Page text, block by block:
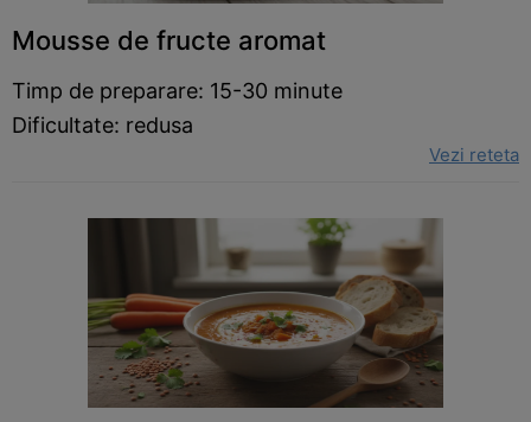
Mousse de fructe aromat
Timp de preparare: 15-30 minute
Dificultate: redusa
Vezi reteta